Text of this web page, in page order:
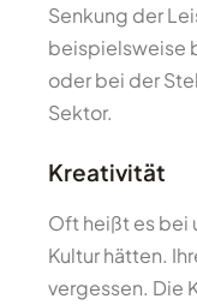
Senkung der
beispielsweise
oder bei der
Sektor.
Kreativität
Oft heißt es bei
Kultur hätten.
vergessen. Die